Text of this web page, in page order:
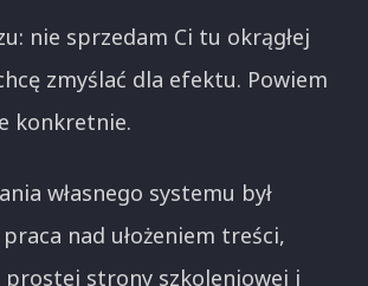
nie sprzedam Ci tu okrągłej
zmyślać dla efektu. Powiem
konkretnie.
własnego systemu był
nad ułożeniem treści,
strony szkoleniowej i